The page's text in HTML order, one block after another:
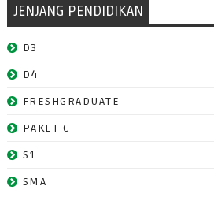
JENJANG PENDIDIKAN
D3
D4
FRESHGRADUATE
PAKET C
S1
SMA